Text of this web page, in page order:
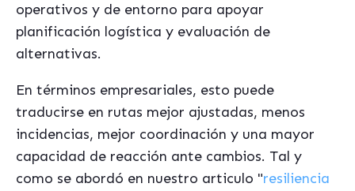
operativos y de entorno para apoyar
planificación logística y evaluación de
alternativas.
En términos empresariales, esto puede
traducirse en rutas mejor ajustadas, menos
incidencias, mejor coordinación y una mayor
capacidad de reacción ante cambios. Tal y
como se abordó en nuestro articulo "resiliencia